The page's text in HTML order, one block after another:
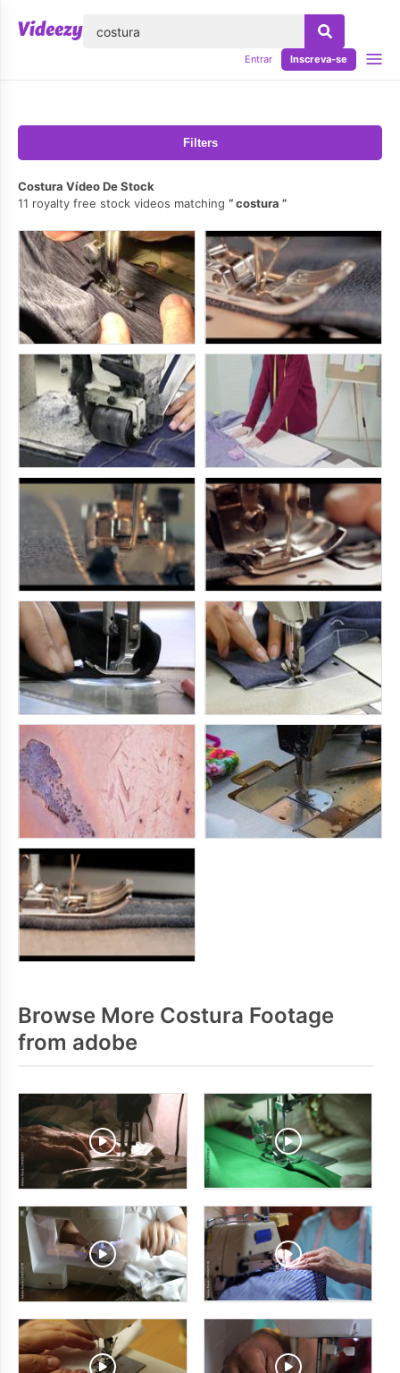
Entrar Inscreva-se
Filters
Costura Vídeo De Stock
11 royalty free stock videos matching
costura
Browse More Costura Footage
from adobe